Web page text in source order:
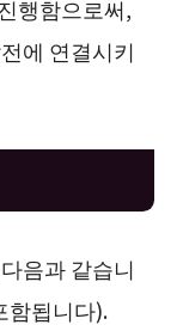
행함으로써,
에 연결시키
음과 같습니
함됩니다).